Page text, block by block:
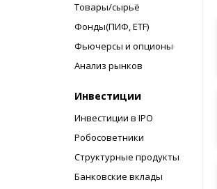
Товары/сырьё
Фонды(ПИФ, ETF)
Фьючерсы и опционы
Анализ рынков
Инвестиции
Инвестиции в IPO
Робосоветники
Структурные продукты
Банковские вклады